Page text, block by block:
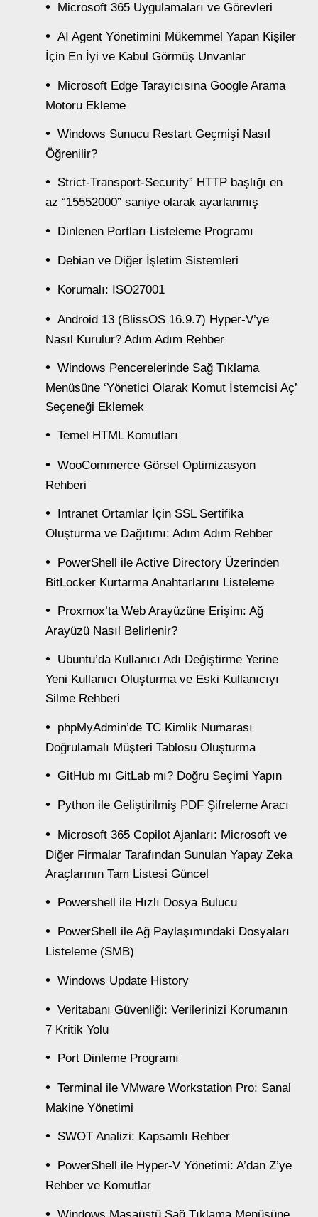
Microsoft 365 Uygulamaları ve Görevleri
AI Agent Yönetimini Mükemmel Yapan Kişiler
İçin En İyi ve Kabul Görmüş Unvanlar
Microsoft Edge Tarayıcısına Google Arama
Motoru Ekleme
Windows Sunucu Restart Geçmişi Nasıl
Öğrenilir?
Strict-Transport-Security” HTTP başlığı en
az “15552000” saniye olarak ayarlanmış
Dinlenen Portları Listeleme Programı
Debian ve Diğer İşletim Sistemleri
Korumalı: ISO27001
Android 13 (BlissOS 16.9.7) Hyper-V’ye
Nasıl Kurulur? Adım Adım Rehber
Windows Pencerelerinde Sağ Tıklama
Menüsüne ‘Yönetici Olarak Komut İstemcisi Aç’
Seçeneği Eklemek
Temel HTML Komutları
WooCommerce Görsel Optimizasyon
Rehberi
Intranet Ortamlar İçin SSL Sertifika
Oluşturma ve Dağıtımı: Adım Adım Rehber
PowerShell ile Active Directory Üzerinden
BitLocker Kurtarma Anahtarlarını Listeleme
Proxmox’ta Web Arayüzüne Erişim: Ağ
Arayüzü Nasıl Belirlenir?
Ubuntu’da Kullanıcı Adı Değiştirme Yerine
Yeni Kullanıcı Oluşturma ve Eski Kullanıcıyı
Silme Rehberi
phpMyAdmin’de TC Kimlik Numarası
Doğrulamalı Müşteri Tablosu Oluşturma
GitHub mı GitLab mı? Doğru Seçimi Yapın
Python ile Geliştirilmiş PDF Şifreleme Aracı
Microsoft 365 Copilot Ajanları: Microsoft ve
Diğer Firmalar Tarafından Sunulan Yapay Zeka
Araçlarının Tam Listesi Güncel
Powershell ile Hızlı Dosya Bulucu
PowerShell ile Ağ Paylaşımındaki Dosyaları
Listeleme (SMB)
Windows Update History
Veritabanı Güvenliği: Verilerinizi Korumanın
7 Kritik Yolu
Port Dinleme Programı
Terminal ile VMware Workstation Pro: Sanal
Makine Yönetimi
SWOT Analizi: Kapsamlı Rehber
PowerShell ile Hyper-V Yönetimi: A’dan Z’ye
Rehber ve Komutlar
Windows Masaüstü Sağ Tıklama Menüsüne